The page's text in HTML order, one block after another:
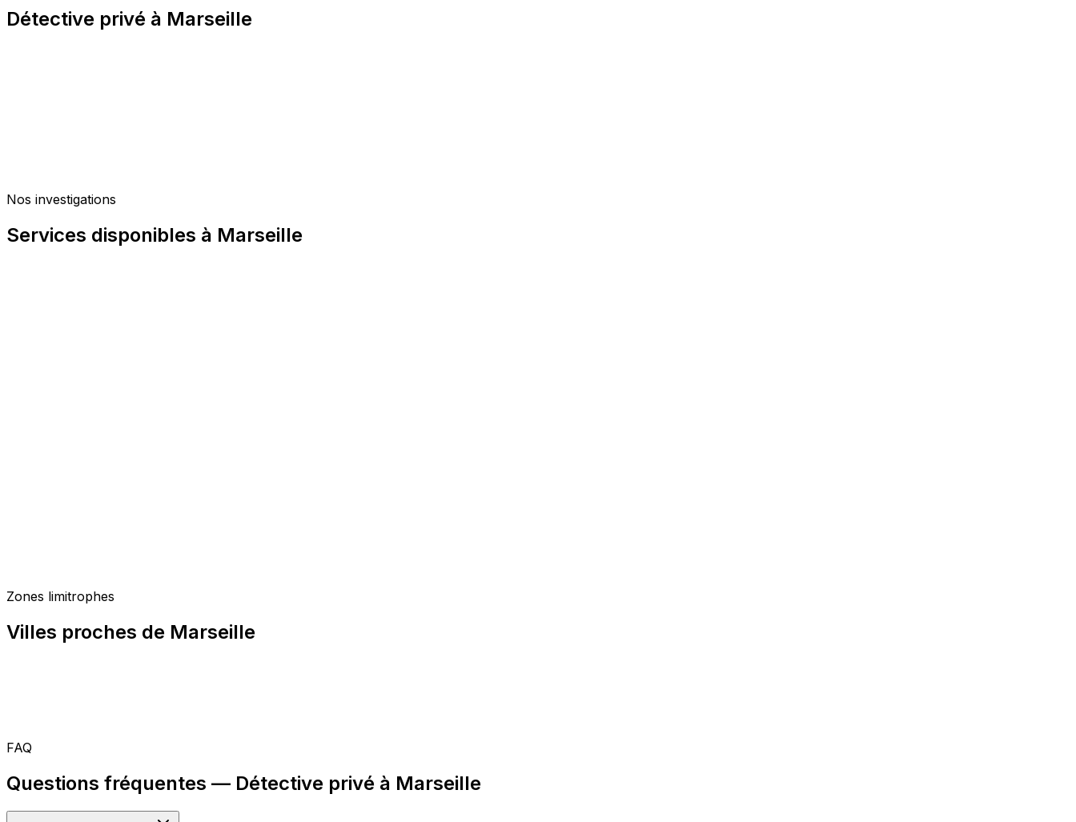
Détective privé à Marseille
Nos investigations
Services disponibles à Marseille
Zones limitrophes
Villes proches de Marseille
FAQ
Questions fréquentes — Détective privé à Marseille